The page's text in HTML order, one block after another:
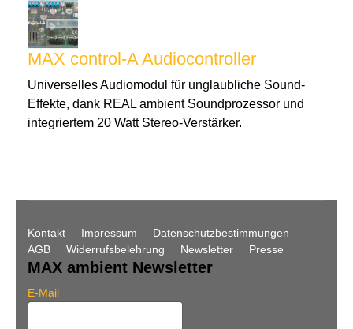
MAX control-A Audiocontroller
Universelles Audiomodul für unglaubliche Sound-
Effekte, dank REAL ambient Soundprozessor und
integriertem 20 Watt Stereo-Verstärker.
Kontakt Impressum
Datenschutzbestimmungen
AGB
Widerrufsbelehrung Newsletter Presse
MAX ambient Newsletter
E-Mail